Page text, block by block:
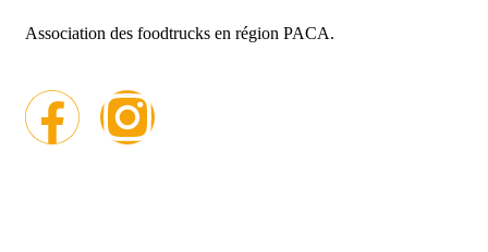
Association des foodtrucks en région PACA.